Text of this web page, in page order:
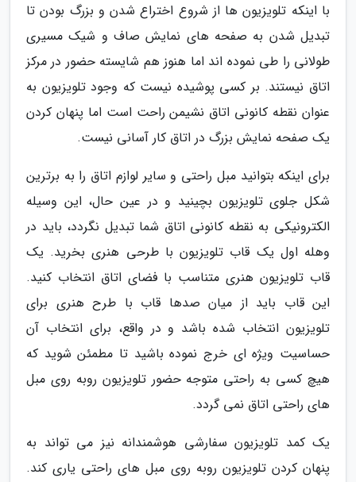
با اینکه تلویزیون ها از شروع اختراع شدن و بزرگ بودن تا
تبدیل شدن به صفحه های نمایش صاف و شیک مسیری
طولانی را طی نموده اند اما هنوز هم شایسته حضور در مرکز
اتاق نیستند. بر کسی پوشیده نیست که وجود تلویزیون به
عنوان نقطه کانونی اتاق نشیمن راحت است اما پنهان کردن
یک صفحه نمایش بزرگ در اتاق کار آسانی نیست.
برای اینکه بتوانید مبل راحتی و سایر لوازم اتاق را به برترین
شکل جلوی تلویزیون بچینید و در عین حال، این وسیله
الکترونیکی به نقطه کانونی اتاق شما تبدیل نگردد، باید در
وهله اول یک قاب تلویزیون با طرحی هنری بخرید. یک
قاب تلویزیون هنری متناسب با فضای اتاق انتخاب کنید.
این قاب باید از میان صدها قاب با طرح هنری برای
تلویزیون انتخاب شده باشد و در واقع، برای انتخاب آن
حساسیت ویژه ای خرج نموده باشید تا مطمئن شوید که
هیچ کسی به راحتی متوجه حضور تلویزیون روبه روی مبل
های راحتی اتاق نمی گردد.
یک کمد تلویزیون سفارشی هوشمندانه نیز می تواند به
پنهان کردن تلویزیون روبه روی مبل های راحتی یاری کند.